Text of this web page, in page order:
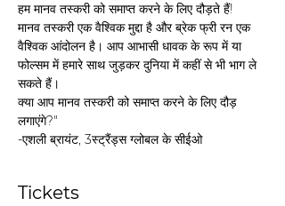
हम मानव तस्करी को समाप्त करने के लिए दौड़ते हैं!
मानव तस्करी एक वैश्विक मुद्दा है और ब्रेक फ्री रन एक
वैश्विक आंदोलन है। आप आभासी धावक के रूप में या
फोल्सम में हमारे साथ जुड़कर दुनिया में कहीं से भी भाग ले
सकते हैं।
क्या आप मानव तस्करी को समाप्त करने के लिए दौड़
लगाएंगे?"
-एशली ब्रायंट, 3स्ट्रैंड्स ग्लोबल के सीईओ
Tickets